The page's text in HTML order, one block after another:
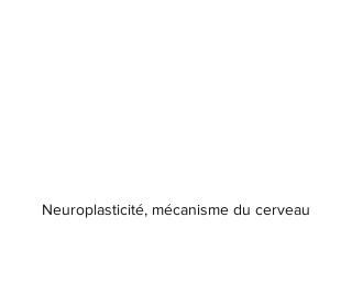
Neuroplasticité, mécanisme du cerveau